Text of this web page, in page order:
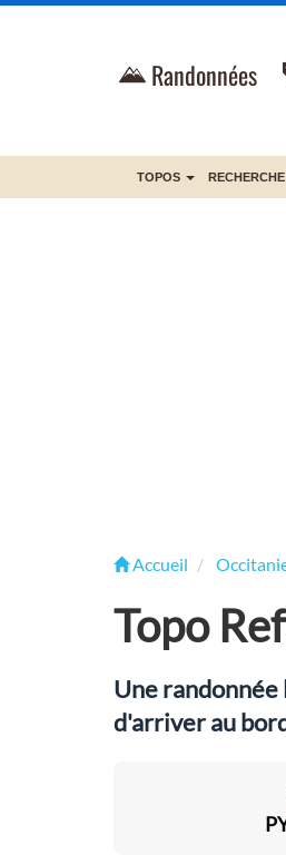
Randonnées
TOPOS RECHERCHE
Accueil
Topo
Une
d'arriver au